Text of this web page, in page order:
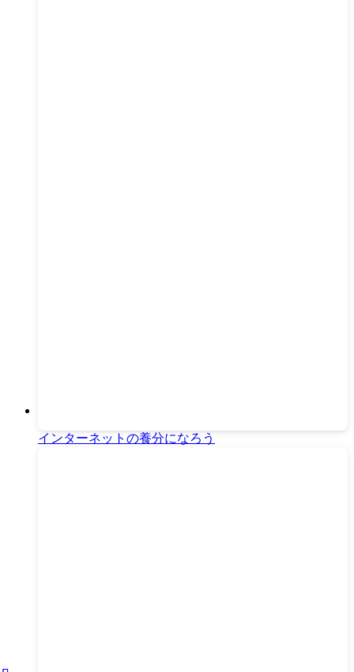
インターネットの養分になろう